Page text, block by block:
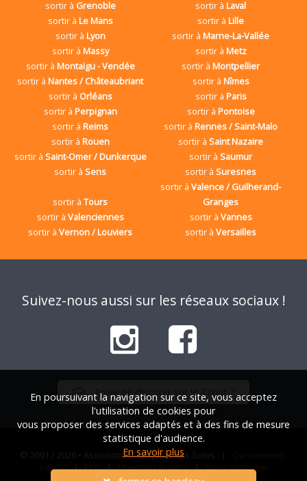
sortir à Grenoble sortir àLaval
sortir à Le Mans sortir àLille
sortir à Lyon sortir àMarne-La-Vallée
sortir à Massy sortir à Metz
sortir à Montaigu - Vendée sortir àMontpellier
sortir àNantes / Châteaubriant sortir à Nîmes
sortir à Orléans sortir à Paris
sortir à Perpignan sortir à Pontoise
sortir àReims sortir àRennes / Saint-Malo
sortir à Rouen sortir àSaint Nazaire
sortir à Saint-Omer / Dunkerque sortir àSaumur
sortir àSens sortir àSuresnes
sortir àTours
sortir àValence / Guilherand-
Granges
sortir à Valenciennes sortir à Vannes
sortir àVernon / Louviers sortir àVersailles
Suivez-nous aussi sur les réseaux sociaux !
Envie de discuter sur le Tchat ?
© 2001 / 2026 • Association Française des Solos | Qui sommes-
nous ?|FAQ|Mentions légales|Nous contacter
En poursuivant la navigation sur ce site, vous acceptez
l'utilisation de cookies pour
vous proposer des services adaptés et à des fins de mesure
statistique d'audience.
En savoir plus